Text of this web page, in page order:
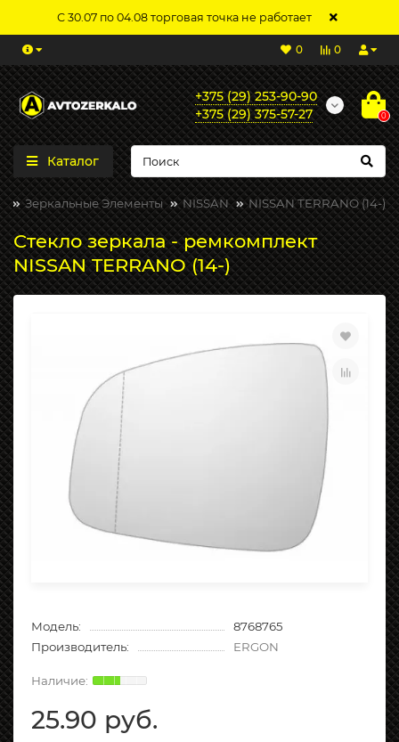
С 30.07 по 04.08 торговая точка не работает
0
0
+375 (29) 253-90-90
+375 (29) 375-57-27
0
Каталог
Зеркальные Элементы NISSAN NISSAN TERRANO (14-)
Стекло зеркала - ремкомплект
NISSAN TERRANO (14-)
Модель:
8768765
Производитель:
ERGON
25.90 руб.